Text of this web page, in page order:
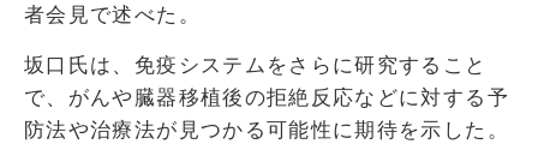
者会見で述べた。
坂口氏は、免疫システムをさらに研究すること
で、がんや臓器移植後の拒絶反応などに対する予
防法や治療法が見つかる可能性に期待を示した。